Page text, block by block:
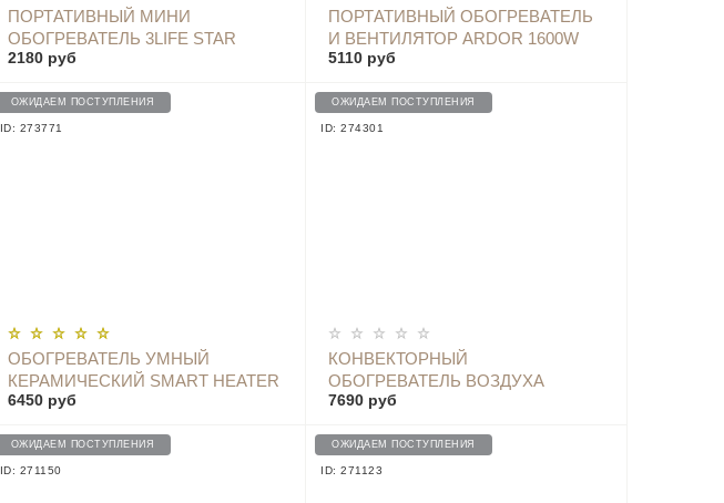
ПОРТАТИВНЫЙ МИНИ
ОБОГРЕВАТЕЛЬ 3LIFE STAR
HEATER 345 ROSE
2180 руб
ОПОВЕСТИТЬ
ПОРТАТИВНЫЙ ОБОГРЕВАТЕЛЬ
И ВЕНТИЛЯТОР ARDOR 1600W
INDUCTION HEATER (С
5110 руб
ОПОВЕСТИТЬ
ОЖИДАЕМ ПОСТУПЛЕНИЯ
ID: 273771
ОБОГРЕВАТЕЛЬ УМНЫЙ
КЕРАМИЧЕСКИЙ SMART HEATER
- ZNNFJ07ZM
6450 руб
ОПОВЕСТИТЬ
ОЖИДАЕМ ПОСТУПЛЕНИЯ
ID: 274301
КОНВЕКТОРНЫЙ
ОБОГРЕВАТЕЛЬ ВОЗДУХА
SMARTMI CHI METERS HEATER -
7690 руб
ОПОВЕСТИТЬ
ОЖИДАЕМ ПОСТУПЛЕНИЯ
ID: 271150
ОЖИДАЕМ ПОСТУПЛЕНИЯ
ID: 271123